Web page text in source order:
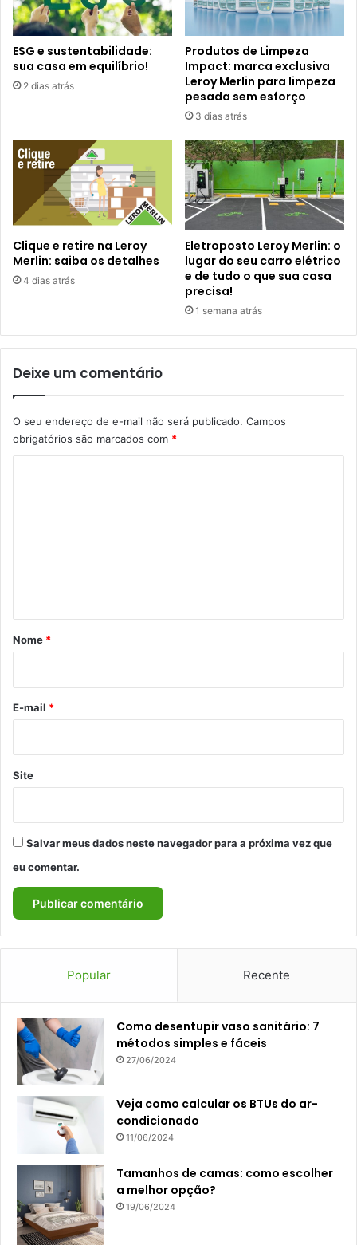
ESG e sustentabilidade:
sua casa em equilíbrio!
2 dias atrás
Produtos de Limpeza
Impact: marca exclusiva
Leroy Merlin para limpeza
pesada sem esforço
3 dias atrás
Clique e retire na Leroy
Merlin: saiba os detalhes
4 dias atrás
Eletroposto Leroy Merlin: o
lugar do seu carro elétrico
e de tudo o que sua casa
precisa!
1 semana atrás
Deixe um comentário
O seu endereço de e-mail não será publicado. Campos
obrigatórios são marcados com *
r
*
Nome *
E-mail *
Site
Salvar meus dados neste navegador para a próxima vez que
eu comentar.
Popular Recente
Como desentupir vaso sanitário: 7
métodos simples e fáceis
27/06/2024
Veja como calcular os BTUs do ar-
condicionado
11/06/2024
Tamanhos de camas: como escolher
a melhor opção?
19/06/2024